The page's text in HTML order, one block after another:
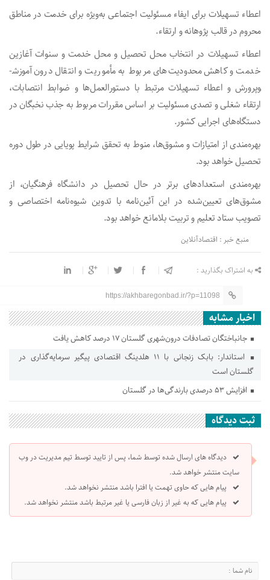
اعطاء تسهیلات برای ایفاء مسئولیت اجتماعی به‌ویژه برای خدمت در مناطق
محروم در قالب پژوهانه و ارتقاء.
اعطاء تسهیلات در انتخاب محل تحصیل و محل خدمت و سنوات آغازین
خدمت و کاهش محدودیت‌های مربوط به مأموریت و انتقال درون آموزش­
وپرورش و اعطاء تسهیلات مرتبط با دستورالعمل‌ها و ضوابط انتصابات،
ارتقاء شغلی و تصدی مسئولیت بر اساس مقررات مربوط به جذب نخبگان در
دستگاه‌های اجرایی کشور.
بهره‌مندی از امتیازات و مشوق‌ها، منوط به تحقق شرایط پویایی در طول دوره
تحصیل خواهد بود.
بهره‌مندی استعدادهای برتر در حال تحصیل در دانشگاه فرهنگیان، از
مشوق‌های تعیین‌شده در این آئین‌نامه با تدوین شیوه‌نامه‌ اختصاصی و
تصویب ستاد تعلیم و تربیت بلامانع خواهد بود.
منبع خبر : اقتصادآنلاین
به اشتراک بگذارید :
https://akhbaregonbad.ir/?p=11098
اخبار مشابه
جانباختگان تصادفات درون‌شهری گلستان ۱۷ درصد کاهش یافت
استاندار: بابک زنجانی با ۱۱ هلدینگ اقتصادی پیگیر سرمایه‌گذاری در
گلستان است
افزایش ۵۳ درصدی بارندگی‌ها در گلستان
ثبت دیدگاه
دیدگاه های ارسال شده توسط شما، پس از تایید توسط تیم مدیریت در وب
سایت منتشر خواهد شد.
پیام هایی که حاوی تهمت یا افترا باشد منتشر نخواهد شد.
پیام هایی که به غیر از زبان فارسی یا غیر مرتبط باشد منتشر نخواهد شد.